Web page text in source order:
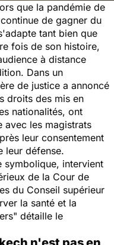
que la pandémie de
de gagner du
tant bien que
fois de son histoire,
à distance
Dans un
de justice a annoncé
droits des mis en
nationalités, ont
avec les magistrats
leur consentement
leur défense.
symbolique, intervient
de la Cour de
du Conseil supérieur
la santé et la
détaille le